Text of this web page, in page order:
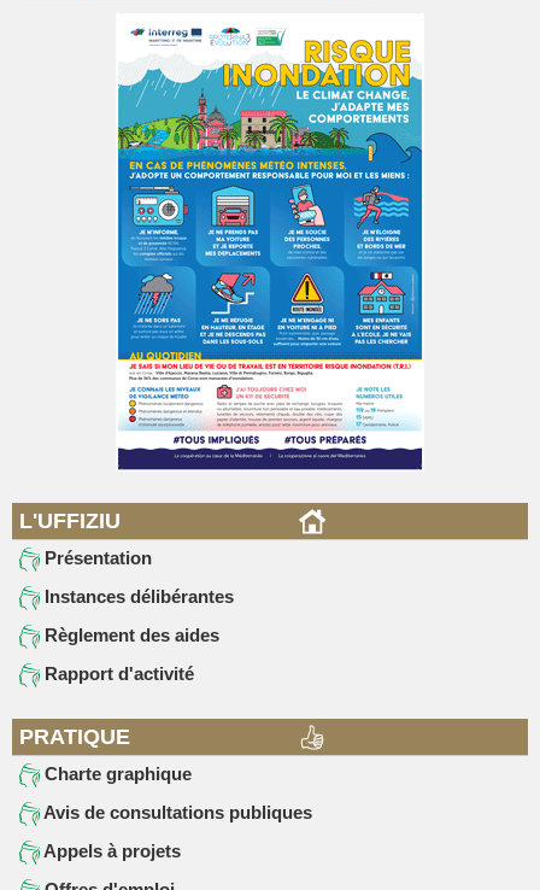
L'UFFIZIU
Présentation
Instances délibérantes
Règlement des aides
Rapport d'activité
PRATIQUE
Charte graphique
Avis de consultations publiques
Appels à projets